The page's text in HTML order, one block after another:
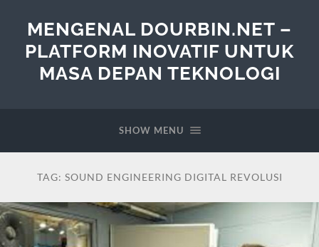
MENGENAL DOURBIN.NET –
PLATFORM INOVATIF UNTUK
MASA DEPAN TEKNOLOGI
SHOW MENU
TAG: SOUND ENGINEERING DIGITAL REVOLUSI